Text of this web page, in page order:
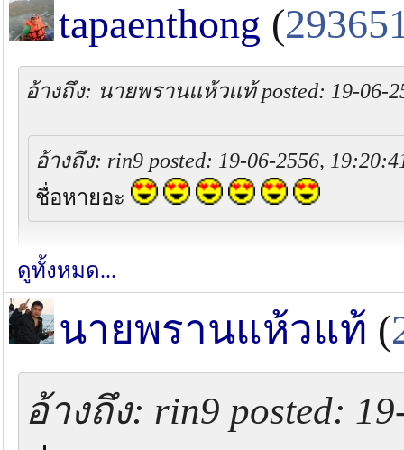
tapaenthong (
อ้างถึง: นายพรานแห้วแท้ posted: 19-06-
อ้างถึง: rin9 posted: 19-06-2556,
ชื่อหายอะ
เขามีเพื่อนคนใหม่ๆกันแล้ว เขาไม่คิดถึ
งวดนี้อาจถูกตัดก็เป็นได้ ที่ตัดนะตัดใจน
ดูทั้งหมด...
นายพรานแห้วแท้ (
อ้างถึง: rin9 posted: